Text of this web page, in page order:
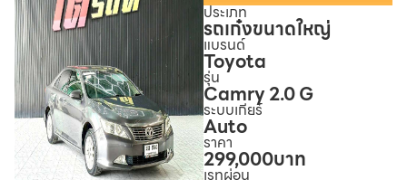
ประเภท
รถเก๋งขนาดใหญ่
แบรนด์
Toyota
รุ่น
Camry 2.0 G
ระบบเกียร์
Auto
ราคา
299,000บาท
เรทผ่อน